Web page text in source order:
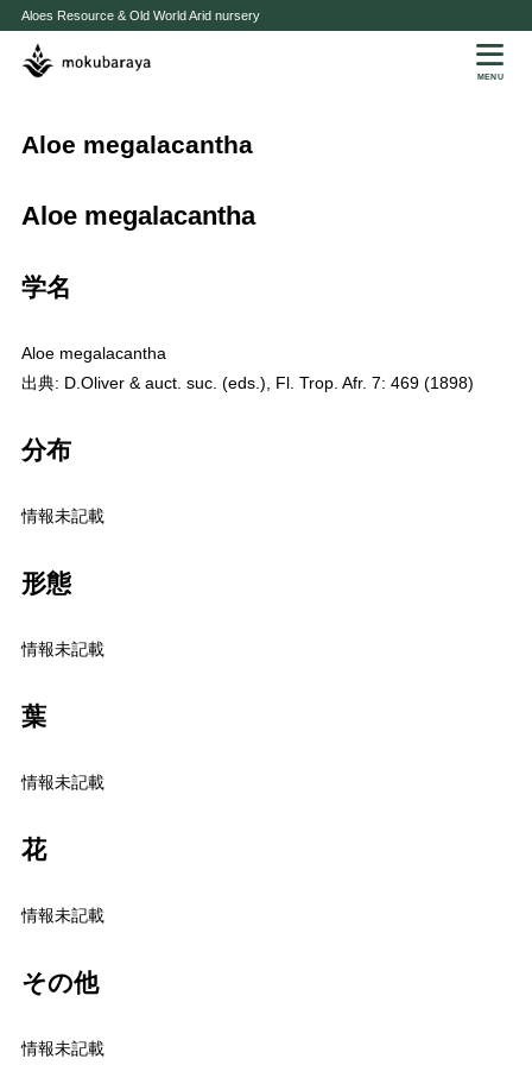
Aloes Resource & Old World Arid nursery
MENU
Aloe megalacantha
Aloe megalacantha
学名
Aloe megalacantha
出典: D.Oliver & auct. suc. (eds.), Fl. Trop. Afr. 7: 469 (1898)
分布
情報未記載
形態
情報未記載
葉
情報未記載
花
情報未記載
その他
情報未記載